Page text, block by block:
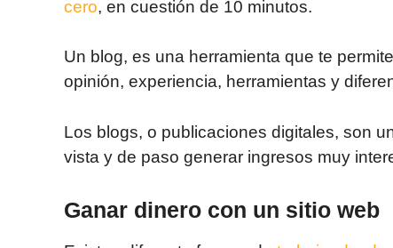
cero, en cuestión de 10 minutos.
Un blog, es una herramienta que te
opinión, experiencia, herramientas y
Los blogs, o publicaciones digitales, son
vista y de paso generar ingresos muy
Ganar dinero con un sitio web